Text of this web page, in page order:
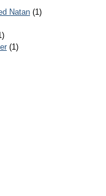
Natan (1)
(1)